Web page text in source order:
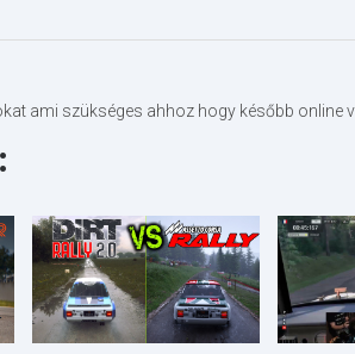
ami szükséges ahhoz hogy később online